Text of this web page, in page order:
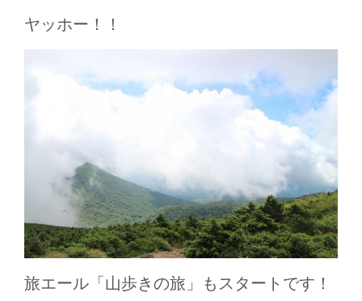
ヤッホー！！
旅エール「山歩きの旅」もスタートです！